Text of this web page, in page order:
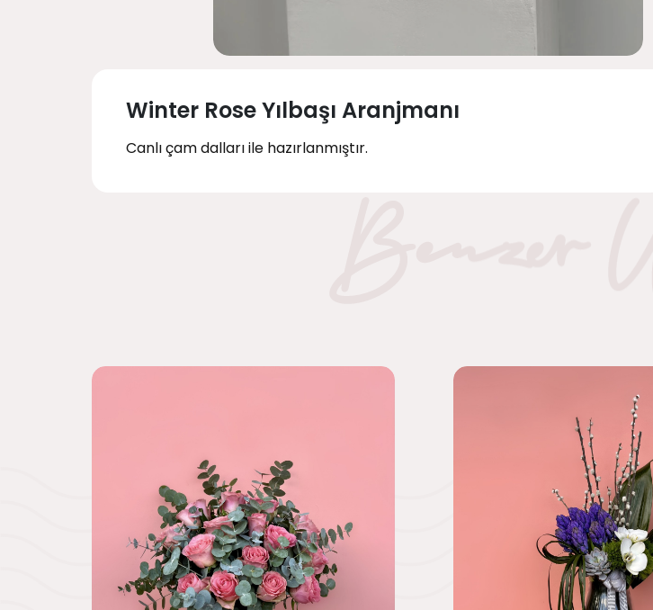
Winter Rose Yılbaşı Aranjmanı
Canlı çam dalları ile hazırlanmıştır.